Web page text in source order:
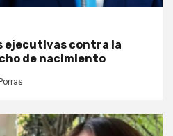
ejecutivas contra la
de nacimiento